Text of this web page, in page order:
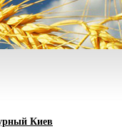
Киев